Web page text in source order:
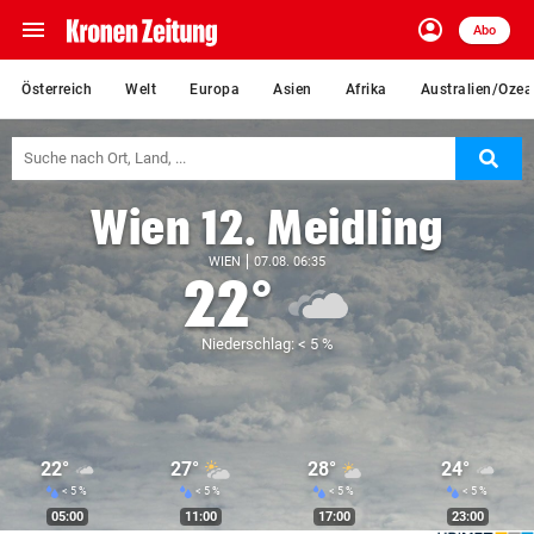
menu Navigation
ein-/ausklappen
account_circle
Anmelden
Abo
Österreich Welt Europa Asien Afrika Australien/
close Schließen
Abonnieren
account_circle
arrow_right
pin_drop
arrow_rightBundesland
bookmark Merkliste
Suchbegriff
eingeben
Wien 12. Meidling
WIEN 07.08. 06:35
22°
Niederschlag: < 5 %
22°
< 5 %
05:00
27°
< 5 %
11:00
28°
< 5 %
17:00
24°
< 5 %
23:00